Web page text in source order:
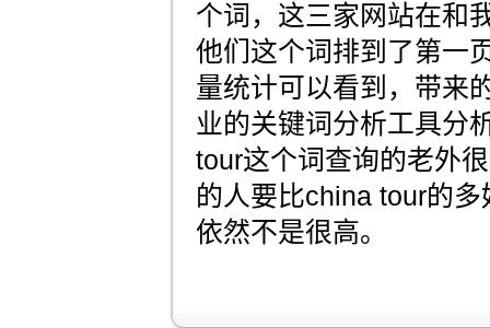
个词，这三家网站在和
他们这个词排到了第一
量统计可以看到，带来
业的关键词分析工具分
tour这个词查询的老外
的人要比china tour的
依然不是很高。